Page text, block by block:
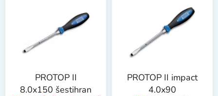
PROTOP II
8.0x150 šestihran
PROTOP II impact
4.0x90